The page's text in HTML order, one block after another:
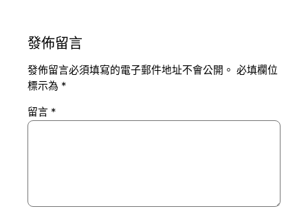
發佈留言
發佈留言必須填寫的電子郵件地址不會公開。 必填欄位
標示為 *
留言 *